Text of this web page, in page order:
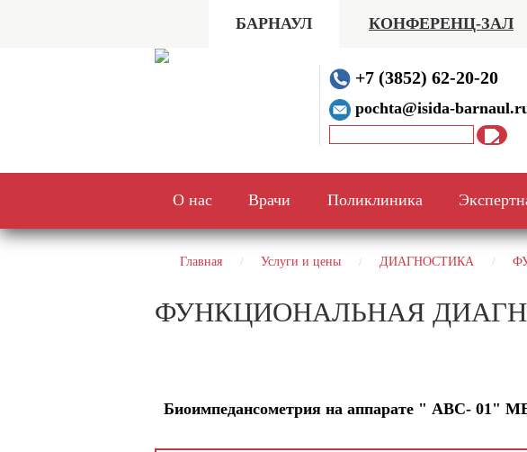
БАРНАУЛ КОНФЕРЕНЦ-ЗАЛ
+7 (3852) 62-20-20
pochta@isida-
О нас Врачи Поликлиника
Главная Услуги и цены ДИАГНОСТИКА
ФУНКЦИОНАЛЬНАЯ
Биоимпедансометрия на аппарате " АВС- 01"